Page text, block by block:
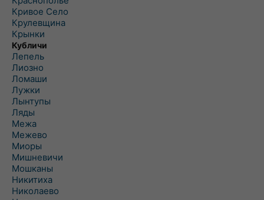
Кривое Село
Крулевщина
Крынки
Кубличи
Лепель
Лиозно
Ломаши
Лужки
Лынтупы
Ляды
Межа
Межево
Миоры
Мишневичи
Мошканы
Никитиха
Николаево